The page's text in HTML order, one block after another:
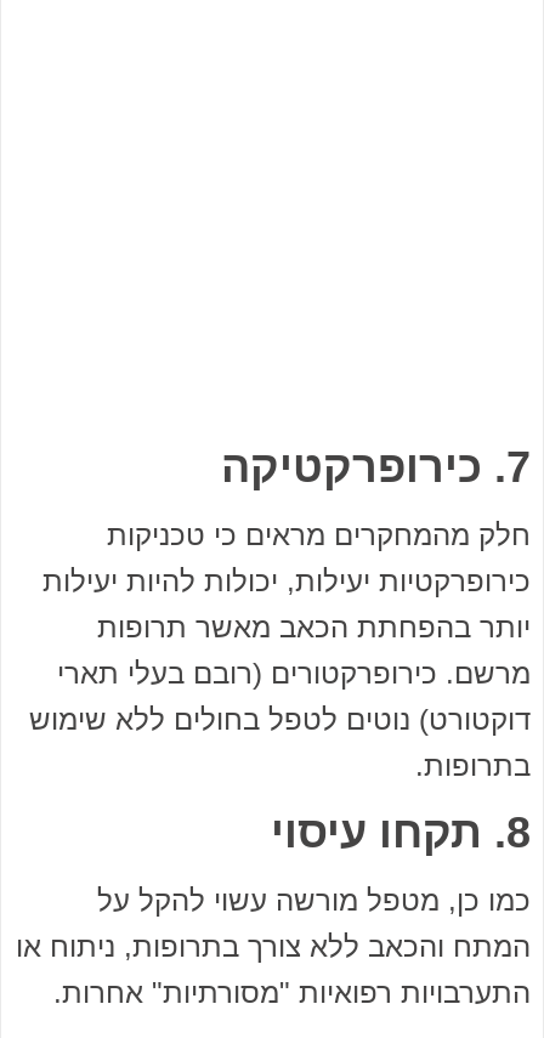
7. כירופרקטיקה
חלק מהמחקרים מראים כי טכניקות
כירופרקטיות יעילות, יכולות להיות יעילות
יותר בהפחתת הכאב מאשר תרופות
מרשם. כירופרקטורים (רובם בעלי תארי
דוקטורט) נוטים לטפל בחולים ללא שימוש
בתרופות.
8. תקחו עיסוי
כמו כן, מטפל מורשה עשוי להקל על
המתח והכאב ללא צורך בתרופות, ניתוח או
התערבויות רפואיות "מסורתיות" אחרות.